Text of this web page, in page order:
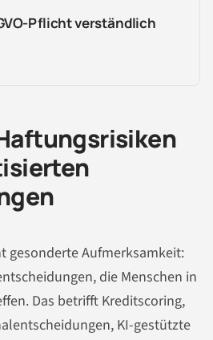
Pflicht verständlich
gesonderte Aufmerksamkeit:
die Menschen in
Das betrifft Kreditscoring,
KI-gestützte